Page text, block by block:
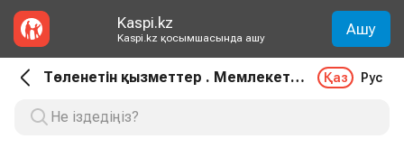
Kaspi.kz
Kaspi.kz қосымшасында ашу Ашу
Төленетін қызметтер . Мемлекеттік қызметтер, айыппұл, салық Қаз Рус